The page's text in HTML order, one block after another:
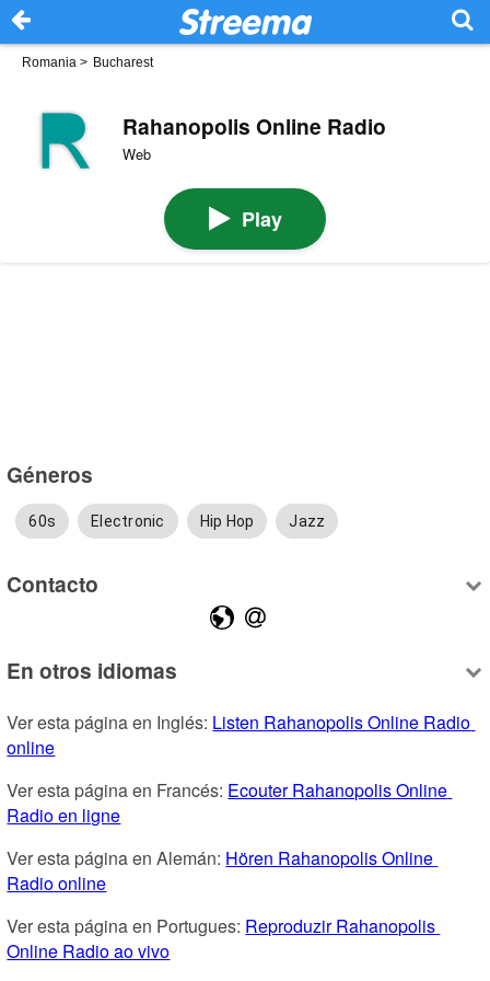
Romania > Bucharest
Rahanopolis Online Radio
Web
Play
Géneros
60s Electronic Hip Hop Jazz
Contacto
En otros idiomas
Ver esta página en Inglés: Listen Rahanopolis Online Radio
online
Ver esta página en Francés: Ecouter Rahanopolis Online
Radio en ligne
Ver esta página en Alemán: Hören Rahanopolis Online
Radio online
Ver esta página en Portugues: Reproduzir Rahanopolis
Online Radio ao vivo